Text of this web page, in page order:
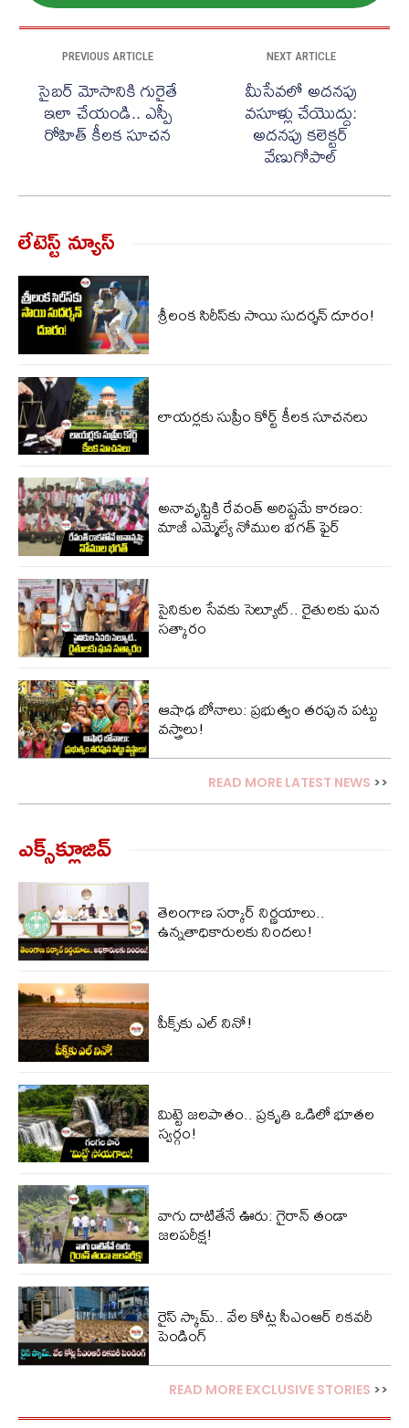
PREVIOUS ARTICLE
సైబర్ మోసానికి గురైతే
ఇలా చేయండి.. ఎస్పీ
రోహిత్ కీల‌క సూచ‌న‌
NEXT ARTICLE
​మీసేవలో అద‌న‌పు
వసూళ్లు చేయొద్దు:
అదనపు కలెక్టర్
వేణుగోపాల్
లేటెస్ట్ న్యూస్‌
శ్రీలంక సిరీస్‌కు సాయి సుదర్శన్‌ దూరం!
లాయర్లకు సుప్రీం కోర్ట్ కీలక సూచనలు
అనావృష్టికి రేవంత్ అరిష్టమే కారణం:
మాజీ ఎమ్మెల్యే నోముల భగత్ ఫైర్
సైనికుల సేవకు సెల్యూట్.. రైతులకు ఘన
సత్కారం
ఆషాఢ బోనాలు: ప్రభుత్వం తరపున పట్టు
వస్త్రాలు!
READ MORE LATEST NEWS >>
ఎక్స్‌క్లూజివ్‌
తెలంగాణ సర్కార్ నిర్ణయాలు..
ఉన్నతాధికారులకు నిందలు!
పీక్స్‌కు ఎల్‌ నినో!
మిట్టె జలపాతం.. ప్రకృతి ఒడిలో భూతల
స్వర్గం!
వాగు దాటితేనే ఊరు: గైరాన్ తండా
జలపరీక్ష!
రైస్ స్కామ్.. వేల కోట్ల‌ సీఎంఆర్ రికవరీ
పెండింగ్
READ MORE EXCLUSIVE STORIES >>